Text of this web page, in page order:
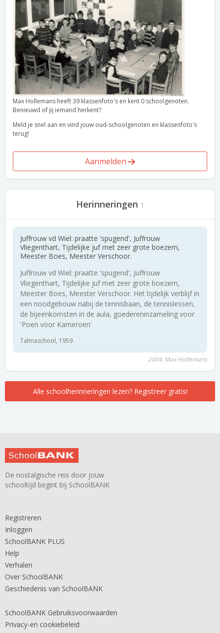
Max Hollemans heeft 39 klassenfoto's en kent 0 schoolgenoten.
Benieuwd of jij iemand herkent?
Meld je snel aan en vind jouw oud-schoolgenoten en klassenfoto's
terug!
Aanmelden
Herinneringen 1
Juffrouw vd Wiel: praatte 'spugend', Juffrouw
Vliegenthart, Tijdelijke juf met zeer grote boezem,
Meester Boes, Meester Verschoor.
Juffrouw vd Wiel: praatte 'spugend', Juffrouw
Vliegenthart, Tijdelijke juf met zeer grote boezem,
Meester Boes, Meester Verschoor. Het tijdelijk verblijf in
een noodgebouw nabij de tennisbaan, de tennislessen,
de bijeenkomsten in de aula, goedereninzameling voor
'Poen voor Kameroen'
Talmaschool, 1959
2004, Max Hollemans
Alle schoolherinneringen lezen? Registreer gratis!
De nostalgische reis door jouw
schooltijd begint bij SchoolBANK
Registreren
Inloggen
SchoolBANK PLUS
Help
Verhalen
Over SchoolBANK
Geschiedenis van SchoolBANK
SchoolBANK Gebruiksvoorwaarden
Privacy-en cookiebeleid